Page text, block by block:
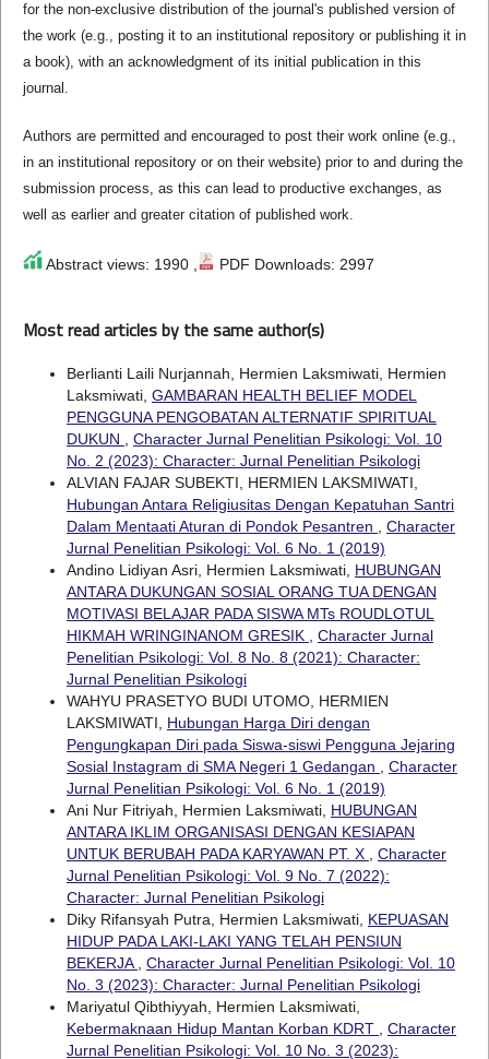
for the non-exclusive distribution of the journal's published version of
the work (e.g., posting it to an institutional repository or publishing it in
a book), with an acknowledgment of its initial publication in this
journal.
Authors are permitted and encouraged to post their work online (e.g.,
in an institutional repository or on their website) prior to and during the
submission process, as this can lead to productive exchanges, as
well as earlier and greater citation of published work.
Abstract views: 1990 , PDF Downloads: 2997
Most read articles by the same author(s)
Berlianti Laili Nurjannah, Hermien Laksmiwati, Hermien
Laksmiwati, GAMBARAN HEALTH BELIEF MODEL
PENGGUNA PENGOBATAN ALTERNATIF SPIRITUAL
DUKUN , Character Jurnal Penelitian Psikologi: Vol. 10
No. 2 (2023): Character: Jurnal Penelitian Psikologi
ALVIAN FAJAR SUBEKTI, HERMIEN LAKSMIWATI,
Hubungan Antara Religiusitas Dengan Kepatuhan Santri
Dalam Mentaati Aturan di Pondok Pesantren , Character
Jurnal Penelitian Psikologi: Vol. 6 No. 1 (2019)
Andino Lidiyan Asri, Hermien Laksmiwati, HUBUNGAN
ANTARA DUKUNGAN SOSIAL ORANG TUA DENGAN
MOTIVASI BELAJAR PADA SISWA MTs ROUDLOTUL
HIKMAH WRINGINANOM GRESIK , Character Jurnal
Penelitian Psikologi: Vol. 8 No. 8 (2021): Character:
Jurnal Penelitian Psikologi
WAHYU PRASETYO BUDI UTOMO, HERMIEN
LAKSMIWATI, Hubungan Harga Diri dengan
Pengungkapan Diri pada Siswa-siswi Pengguna Jejaring
Sosial Instagram di SMA Negeri 1 Gedangan , Character
Jurnal Penelitian Psikologi: Vol. 6 No. 1 (2019)
Ani Nur Fitriyah, Hermien Laksmiwati, HUBUNGAN
ANTARA IKLIM ORGANISASI DENGAN KESIAPAN
UNTUK BERUBAH PADA KARYAWAN PT. X , Character
Jurnal Penelitian Psikologi: Vol. 9 No. 7 (2022):
Character: Jurnal Penelitian Psikologi
Diky Rifansyah Putra, Hermien Laksmiwati, KEPUASAN
HIDUP PADA LAKI-LAKI YANG TELAH PENSIUN
BEKERJA, Character Jurnal Penelitian Psikologi: Vol. 10
No. 3 (2023): Character: Jurnal Penelitian Psikologi
Mariyatul Qibthiyyah, Hermien Laksmiwati,
Kebermaknaan Hidup Mantan Korban KDRT , Character
Jurnal Penelitian Psikologi: Vol. 10 No. 3 (2023):